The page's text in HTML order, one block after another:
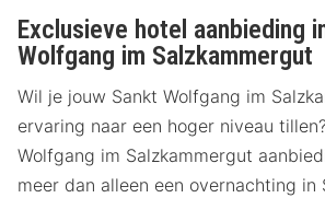
Exclusieve hotel aanbieding
Wolfgang im Salzkammergut
Wil je jouw Sankt Wolfgang im
ervaring naar een hoger niveau
Wolfgang im Salzkammergut
meer dan alleen een overnachting in